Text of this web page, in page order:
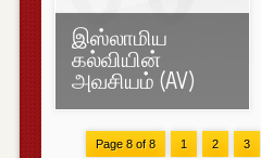
இஸ்லாமிய
கல்வியின்
அவசியம் (AV)
Page 8 of 8 1 2 3